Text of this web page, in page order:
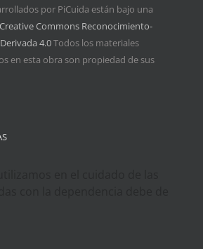
por PiCuida están bajo una
Commons Reconocimiento-
4.0Todos los materiales
en esta obra son propiedad de sus